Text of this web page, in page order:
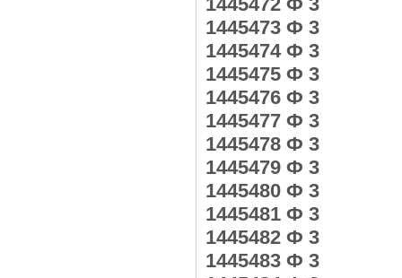
1445473 Ф 3
1445474 Ф 3
1445475 Ф 3
1445476 Ф 3
1445477 Ф 3
1445478 Ф 3
1445479 Ф 3
1445480 Ф 3
1445481 Ф 3
1445482 Ф 3
1445483 Ф 3